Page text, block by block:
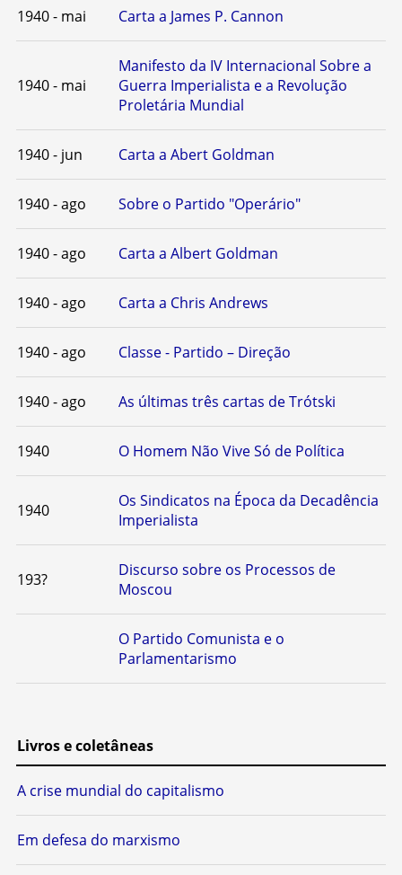
1940 - mai Carta a James P. Cannon
1940 - mai
Manifesto da IV Internacional Sobre a
Guerra Imperialista e a Revolução
Proletária Mundial
1940 - jun Carta a Abert Goldman
1940 - ago Sobre o Partido "Operário"
1940 - ago Carta a Albert Goldman
1940 - ago Carta a Chris Andrews
1940 - ago Classe - Partido – Direção
1940 - ago As últimas três cartas de Trótski
1940 O Homem Não Vive Só de Política
1940
Os Sindicatos na Época da Decadência
Imperialista
193?
Discurso sobre os Processos de
Moscou
O Partido Comunista e o
Parlamentarismo
Livros e coletâneas
A crise mundial do capitalismo
Em defesa do marxismo